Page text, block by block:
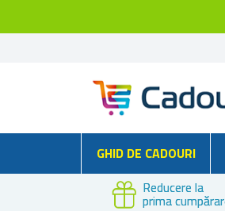
GHID DE CADOURI
Reducere la
prima